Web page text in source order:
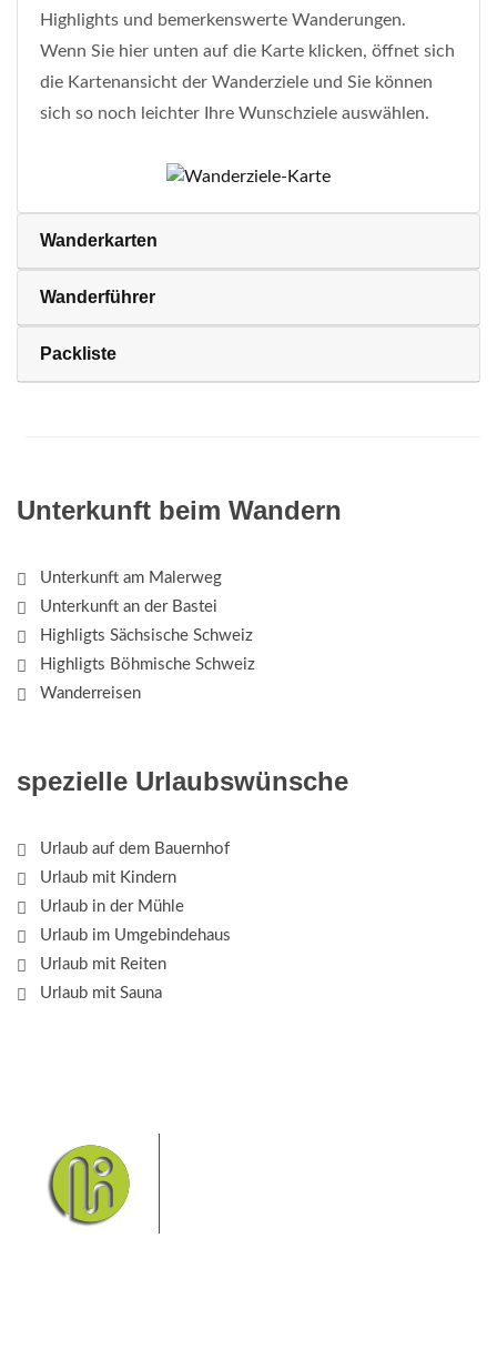
Highlights und bemerkenswerte Wanderungen.
Wenn Sie hier unten auf die Karte klicken, öffnet sich
die Kartenansicht der Wanderziele und Sie können
sich so noch leichter Ihre Wunschziele auswählen.
Wanderkarten
Wanderführer
Packliste
Unterkunft beim Wandern
Unterkunft am Malerweg
Unterkunft an der Bastei
Highligts Sächsische Schweiz
Highligts Böhmische Schweiz
Wanderreisen
spezielle Urlaubswünsche
Urlaub auf dem Bauernhof
Urlaub mit Kindern
Urlaub in der Mühle
Urlaub im Umgebindehaus
Urlaub mit Reiten
Urlaub mit Sauna